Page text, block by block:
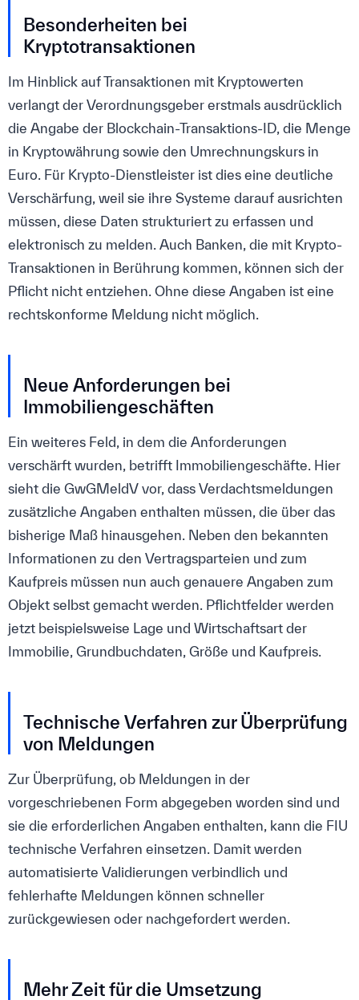
Besonderheiten bei
Kryptotransaktionen
Im Hinblick auf Transaktionen mit Kryptowerten
verlangt der Verordnungsgeber erstmals ausdrücklich
die Angabe der Blockchain-Transaktions-ID, die Menge
in Kryptowährung sowie den Umrechnungskurs in
Euro. Für Krypto-Dienstleister ist dies eine deutliche
Verschärfung, weil sie ihre Systeme darauf ausrichten
müssen, diese Daten strukturiert zu erfassen und
elektronisch zu melden. Auch Banken, die mit Krypto-
Transaktionen in Berührung kommen, können sich der
Pflicht nicht entziehen. Ohne diese Angaben ist eine
rechtskonforme Meldung nicht möglich.
Neue Anforderungen bei
Immobiliengeschäften
Ein weiteres Feld, in dem die Anforderungen
verschärft wurden, betrifft Immobiliengeschäfte. Hier
sieht die GwGMeldV vor, dass Verdachtsmeldungen
zusätzliche Angaben enthalten müssen, die über das
bisherige Maß hinausgehen. Neben den bekannten
Informationen zu den Vertragsparteien und zum
Kaufpreis müssen nun auch genauere Angaben zum
Objekt selbst gemacht werden. Pflichtfelder werden
jetzt beispielsweise Lage und Wirtschaftsart der
Immobilie, Grundbuchdaten, Größe und Kaufpreis.
Technische Verfahren zur Überprüfung
von Meldungen
Zur Überprüfung, ob Meldungen in der
vorgeschriebenen Form abgegeben worden sind und
sie die erforderlichen Angaben enthalten, kann die FIU
technische Verfahren einsetzen. Damit werden
automatisierte Validierungen verbindlich und
fehlerhafte Meldungen können schneller
zurückgewiesen oder nachgefordert werden.
Mehr Zeit für die Umsetzung